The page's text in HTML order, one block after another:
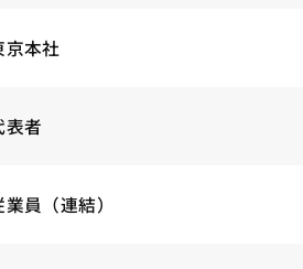
京本社
表者
員（連結）